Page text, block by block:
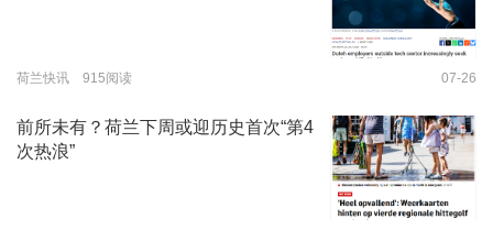
荷兰快讯 915阅读 07-26
前所未有？荷兰下周或迎历史首次“第4
次热浪”